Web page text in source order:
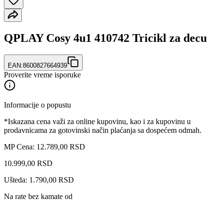
QPLAY Cosy 4u1 410742 Tricikl za decu
EAN:8600827664939
Proverite vreme isporuke
Informacije o popustu
*Iskazana cena važi za online kupovinu, kao i za kupovinu u
prodavnicama za gotovinski način plaćanja sa dospećem odmah.
MP Cena: 12.789,00 RSD
10.999,00 RSD
Ušteda: 1.790,00 RSD
Na rate bez kamate od